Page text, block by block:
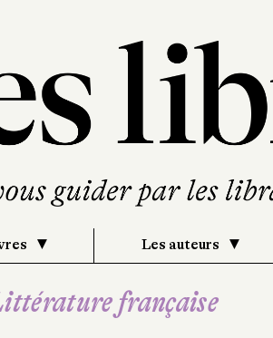
Les auteurs
française